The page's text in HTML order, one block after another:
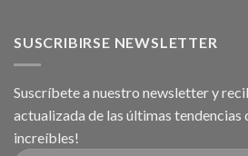
SUSCRIBIRSE NEWSLETTER
Suscríbete a nuestro newsletter y
actualizada de las últimas tendencias
increíbles!